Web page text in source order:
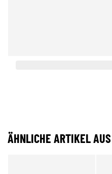
ÄHNLICHE ARTIKEL